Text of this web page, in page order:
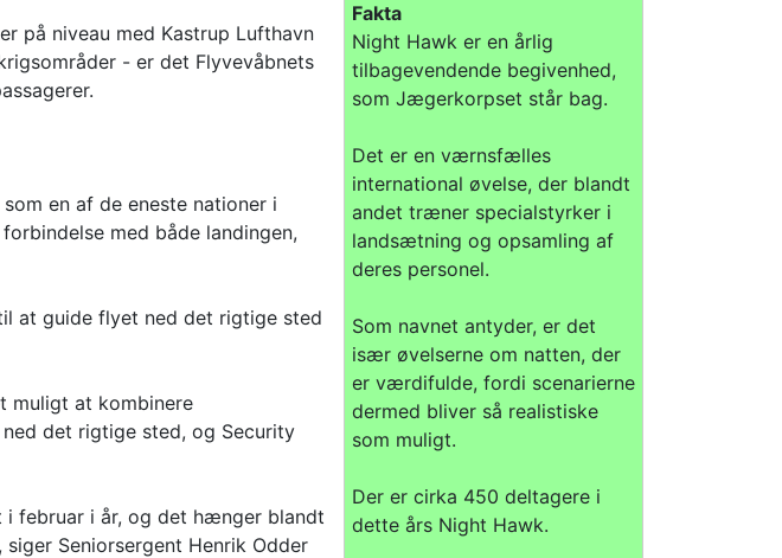
Fakta
Night Hawk er en årlig
tilbagevendende begivenhed,
som Jægerkorpset står bag.
Det er en værnsfælles
international øvelse, der blandt
andet træner specialstyrker i
landsætning og opsamling af
deres personel.
Som navnet antyder, er det
især øvelserne om natten, der
er værdifulde, fordi scenarierne
dermed bliver så realistiske
som muligt.
Der er cirka 450 deltagere i
dette års Night Hawk.
på niveau med Kastrup Lufthavn
- er det Flyvevåbnets
en af de eneste nationer i
med både landingen,
at guide flyet ned det rigtige sted
muligt at kombinere
det rigtige sted, og Security
februar i år, og det hænger blandt
Seniorsergent Henrik Odder